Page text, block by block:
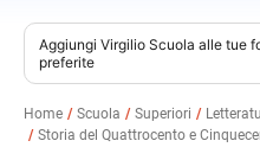
contenuto
Aggiungi Virgilio Scuola alle tue
preferite
Home Scuola Superiori
Storia del Quattrocento e